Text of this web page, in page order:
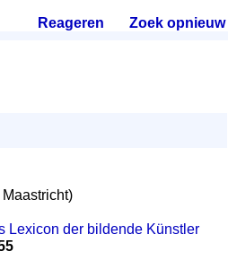
Reageren Zoek opnieuw.
Lexicon der bildende Künstler